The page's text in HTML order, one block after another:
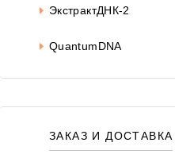
ЭкстрактДНК-2
QuantumDNA
ЗАКАЗ И ДОСТАВКА